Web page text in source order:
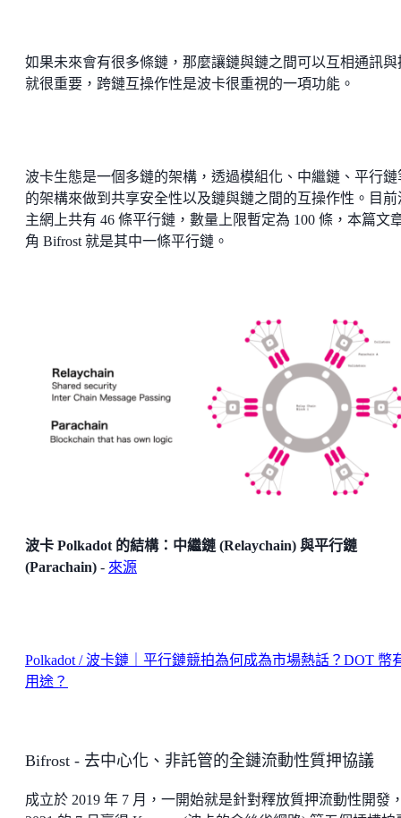
如果未來會有很多條鏈，那麼讓鏈與鏈之間可以互相通訊與
就很重要，跨鏈互操作性是波卡很重視的一項功能。
波卡生態是一個多鏈的架構，透過模組化、中繼鏈、平行鏈
的架構來做到共享安全性以及鏈與鏈之間的互操作性。目前
主網上共有 46 條平行鏈，數量上限暫定為 100 條，本篇文
角 Bifrost 就是其中一條平行鏈。
波卡 Polkadot 的結構：中繼鏈 (Relaychain) 與平行鏈
(Parachain) - 來源
Polkadot / 波卡鏈｜平行鏈競拍為何成為市場熱話？DOT 幣
用途？
Bifrost - 去中心化、非託管的全鏈流動性質押協議
成立於 2019 年 7 月，一開始就是針對釋放質押流動性開發